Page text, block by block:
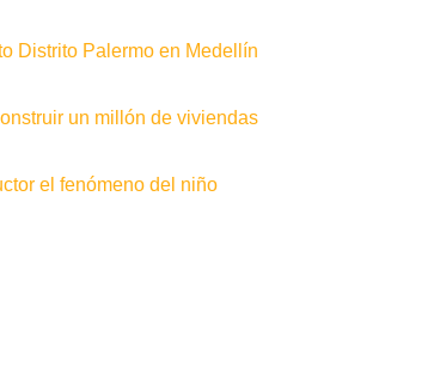
Distrito Palermo en Medellín
un millón de viviendas
el fenómeno del niño